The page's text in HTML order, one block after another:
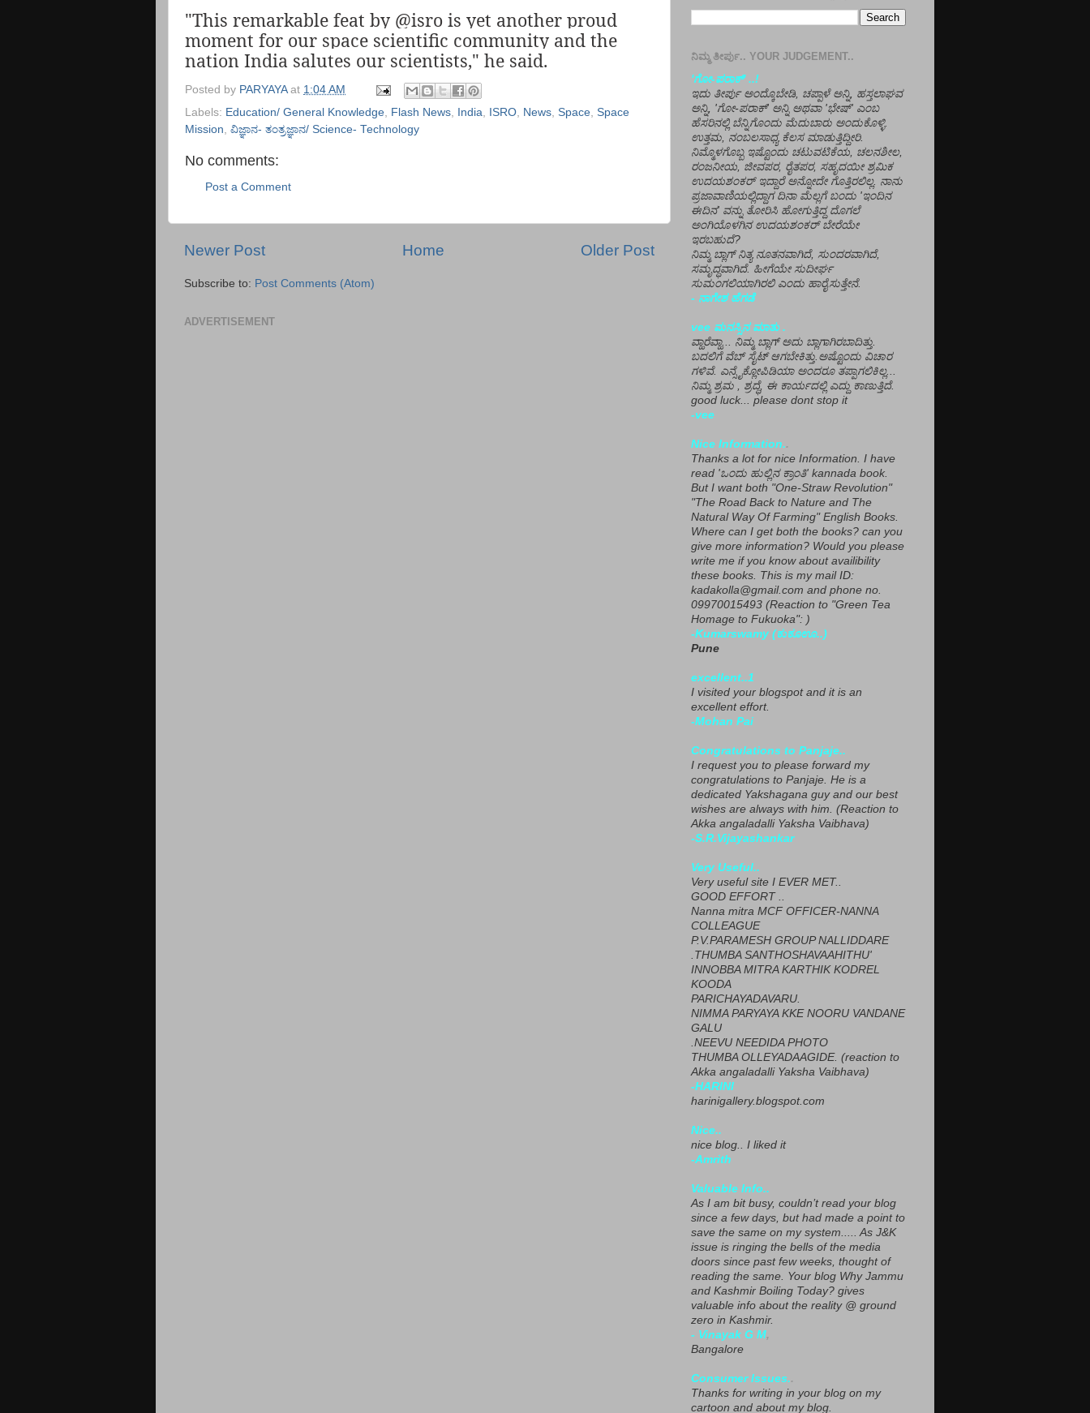
"This remarkable feat by @isro is yet another proud
moment for our space scientific community and the
nation India salutes our scientists," he said.
Posted by PARYAYA at 1:04 AM
Labels: Education/ General Knowledge Flash News India ISRO News Space Space
Mission ವಿಜ್ಞಾನ- ತಂತ್ರಜ್ಞಾನ/ Science- Technology
No comments:
Post a Comment
Newer Post Older Post
Home
Subscribe to: Post Comments (Atom)
ADVERTISEMENT
ನಿಮ್ಮ ತೀರ್ಪು.. YOUR JUDGEMENT..
'ಗೋ-ಪರಾಕ್' ..!
ಇದು ತೀರ್ಪು ಅಂದ್ಕೊಬೇಡಿ, ಚಪ್ಪಾಳೆ ಅನ್ನಿ, ಹಸ್ತಲಾಘವ
ಅನ್ನಿ, 'ಗೋ-ಪರಾಕ್' ಅನ್ನಿ ಅಥವಾ 'ಭೇಷ್' ಎಂಬ
ಹೆಸರಿನಲ್ಲಿ ಬೆನ್ನಿಗೊಂದು ಮೆದುಬಾರು ಅಂದುಕೊಳ್ಳಿ.
ಉತ್ತಮ, ನಂಬಲಸಾಧ್ಯ ಕೆಲಸ ಮಾಡುತ್ತಿದ್ದೀರಿ.
ನಿಮ್ಮೊಳಗೊಬ್ಬ ಇಷ್ಟೊಂದು ಚಟುವಟಿಕೆಯ, ಚಲನಶೀಲ,
ರಂಜನೀಯ, ಜೀವಪರ, ರೈತಪರ, ಸಹೃದಯೀ ಶ್ರಮಿಕ
ಉದಯಶಂಕರ್ ಇದ್ದಾರೆ ಅನ್ನೋದೇ ಗೊತ್ತಿರಲಿಲ್ಲ. ನಾನು
ಪ್ರಜಾವಾಣಿಯಲ್ಲಿದ್ದಾಗ ದಿನಾ ಮೆಲ್ಲಗೆ ಬಂದು 'ಇಂದಿನ
ಈದಿನ' ವನ್ನು ತೋರಿಸಿ ಹೋಗುತ್ತಿದ್ದ ದೊಗಲೆ
ಅಂಗಿಯೊಳಗಿನ ಉದಯಶಂಕರ್ ಬೇರೆಯೇ
ಇರಬಹುದೆ?
ನಿಮ್ಮ ಬ್ಲಾಗ್ ನಿತ್ಯ ನೂತನವಾಗಿದೆ, ಸುಂದರವಾಗಿದೆ,
ಸಮೃದ್ಧವಾಗಿದೆ. ಹೀಗೆಯೇ ಸುದೀರ್ಘ
ಸುಮಂಗಲಿಯಾಗಿರಲಿ ಎಂದು ಹಾರೈಸುತ್ತೇನೆ.
- ನಾಗೇಶ ಹೆಗಡೆ
vee ಮನಸ್ಸಿನ ಮಾತು .
ವ್ಹಾರೆವ್ಹಾ... ನಿಮ್ಮ ಬ್ಲಾಗ್ ಅದು ಬ್ಲಾಗಾಗಿರಬಾದಿತ್ತು.
ಬದಲಿಗೆ ವೆಬ್ ಸೈಟ್ ಆಗಬೇಕಿತ್ತು.ಅಷ್ಟೊಂದು ವಿಚಾರ
ಗಳಿವೆ. ಎನ್ಸೈಕ್ಲೋಪಿಡಿಯಾ ಅಂದರೂ ತಪ್ಪಾಗಲಿಕಿಲ್ಲ...
ನಿಮ್ಮ ಶ್ರಮ , ಶ್ರದ್ಧೆ, ಈ ಕಾರ್ಯದಲ್ಲಿ ಎದ್ದು ಕಾಣುತ್ತಿದೆ.
good luck... please dont stop it
-vee
Nice Information..
Thanks a lot for nice Information. I have
read 'ಒಂದು ಹುಲ್ಲಿನ ಕ್ರಾಂತಿ' kannada book.
But I want both "One-Straw Revolution"
"The Road Back to Nature and The
Natural Way Of Farming" English Books.
Where can I get both the books? can you
give more information? Would you please
write me if you know about availibility
these books. This is my mail ID:
kadakolla@gmail.com and phone no.
09970015493 (Reaction to "Green Tea
Homage to Fukuoka": )
-Kumarswamy (ಕುಕೂಊ..)
Pune
excellent..1
I visited your blogspot and it is an
excellent effort.
-Mohan Pai
Congratulations to Panjaje..
I request you to please forward my
congratulations to Panjaje. He is a
dedicated Yakshagana guy and our best
wishes are always with him. (Reaction to
Akka angaladalli Yaksha Vaibhava)
-S.R.Vijayashankar
Very Useful..
Very useful site I EVER MET..
GOOD EFFORT ..
Nanna mitra MCF OFFICER-NANNA
COLLEAGUE
P.V.PARAMESH GROUP NALLIDDARE
.THUMBA SANTHOSHAVAAHITHU'
INNOBBA MITRA KARTHIK KODREL
KOODA
PARICHAYADAVARU.
NIMMA PARYAYA KKE NOORU VANDANE
GALU
.NEEVU NEEDIDA PHOTO
THUMBA OLLEYADAAGIDE. (reaction to
Akka angaladalli Yaksha Vaibhava)
-HARINI
harinigallery.blogspot.com
Nice..
nice blog.. I liked it
-Amrith
Valuable Info..
As I am bit busy, couldn’t read your blog
since a few days, but had made a point to
save the same on my system..... As J&K
issue is ringing the bells of the media
doors since past few weeks, thought of
reading the same. Your blog Why Jammu
and Kashmir Boiling Today? gives
valuable info about the reality @ ground
zero in Kashmir.
- Vinayak G M,
Bangalore
Consumer Issues..
Thanks for writing in your blog on my
cartoon and about my blog.